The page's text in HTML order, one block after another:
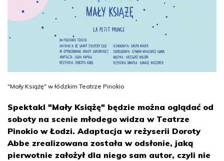
"Mały Książę" w łódzkim Teatrze Pinokio
Spektakl "Mały Książę" będzie można oglądać od
soboty na scenie młodego widza w Teatrze
Pinokio w Łodzi. Adaptacja w reżyserii Doroty
Abbe zrealizowana została w odsłonie, jaką
pierwotnie założył dla niego sam autor, czyli nie